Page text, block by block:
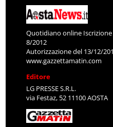
Quotidiano online
8/2012
Autorizzazione del 13/12/
www.gazzettamatin.com
Editore
LG PRESSE S.R.L.
via Festaz, 52 11100 AOSTA